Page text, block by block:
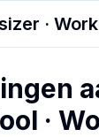
· Work
·